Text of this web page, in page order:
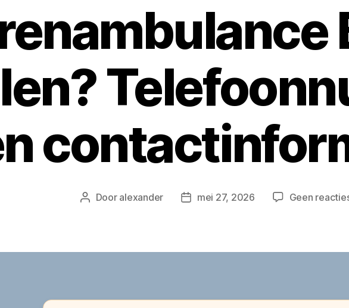
Berichtauteur
Door alexander Berichtdatum
mei 27, 2026 Geen